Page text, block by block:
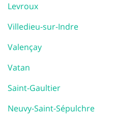
Levroux
Villedieu-sur-Indre
Valençay
Vatan
Saint-Gaultier
Neuvy-Saint-Sépulchre